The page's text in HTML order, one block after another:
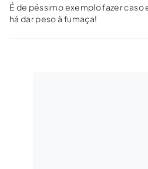
É de péssimo exemplo fazer caso
há dar peso à fumaça!